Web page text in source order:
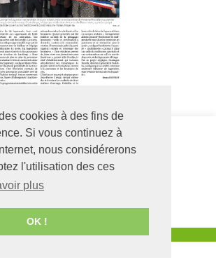
cookies à des fins de
Si vous continuez à
nous considérerons
l'utilisation des ces
plus
OK !
Siège social
126 rue Saint Léonard
-BP 71857
49018AngersCEDEX
01
www.adapei49.asso.fr
Foyer Les
Résidences
Hirondelles
:Agence de communication Angers